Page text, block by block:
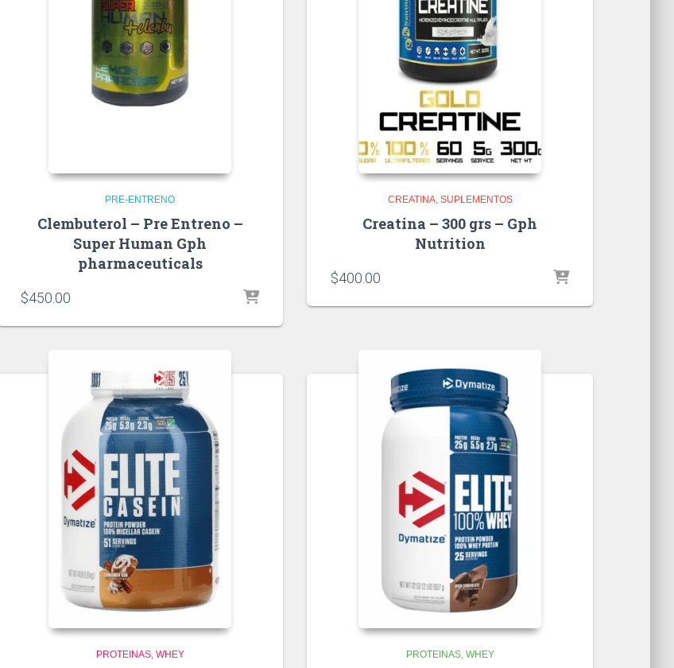
PRE-ENTRENO
Clembuterol – Pre Entreno –
Super Human Gph
pharmaceuticals
$450.00
CREATINA SUPLEMENTOS
Creatina – 300 grs – Gph
Nutrition
$400.00
PROTEINAS WHEY PROTEINAS WHEY